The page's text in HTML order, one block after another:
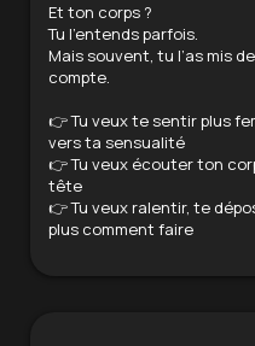
Et ton corps ?
Tu l’entends parfois.
Mais souvent, tu l’as mis
compte.
👉 Tu veux te sentir plus
vers ta sensualité
👉 Tu veux écouter ton
tête
👉 Tu veux ralentir, te
plus comment faire